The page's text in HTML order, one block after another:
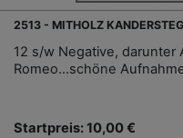
2513 - MITHOLZ
12 s/w Negative, darunter
Romeo...schöne
Startpreis: 10,00 €